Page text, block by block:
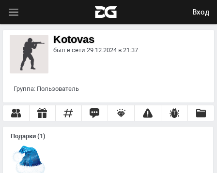
Вход
Группа: Пользователь
Kotovas
был в сети 29.12.2024 в 21:37
Подарки (1)